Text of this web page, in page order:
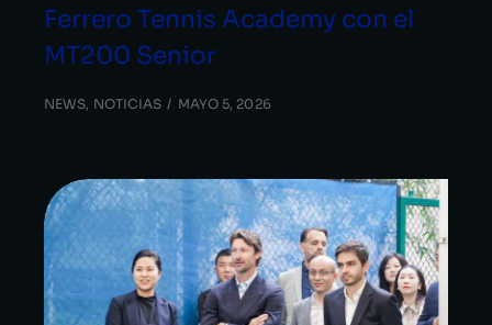
Ferrero Tennis Academy con el
MT200 Senior
NEWS, NOTICIAS MAYO 5, 2026